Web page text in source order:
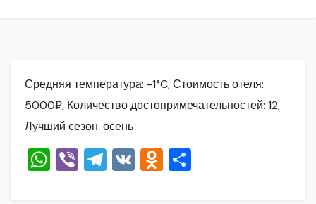
Средняя температура: -1°C, Стоимость отеля:
5000₽, Количество достопримечательностей: 12,
Лучший сезон: осень
W Vi T V O